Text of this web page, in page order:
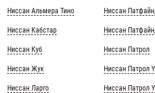
Ниссан Альмера Тино
Ниссан Кабстар
Ниссан Куб
Ниссан Жук
Ниссан Ларго
Ниссан
Ниссан
Ниссан Патрол
Ниссан Патрол
Ниссан Патрол